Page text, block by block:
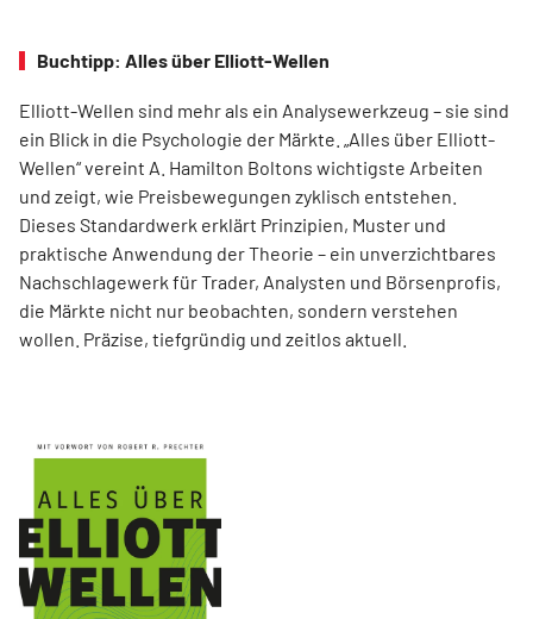
Buchtipp: Alles über Elliott-Wellen
Elliott-Wellen sind mehr als ein Analysewerkzeug – sie sind
ein Blick in die Psychologie der Märkte. „Alles über Elliott-
Wellen“ vereint A. Hamilton Boltons wichtigste Arbeiten
und zeigt, wie Preisbewegungen zyklisch entstehen.
Dieses Standardwerk erklärt Prinzipien, Muster und
praktische Anwendung der Theorie – ein unverzichtbares
Nachschlagewerk für Trader, Analysten und Börsenprofis,
die Märkte nicht nur beobachten, sondern verstehen
wollen. Präzise, tiefgründig und zeitlos aktuell.